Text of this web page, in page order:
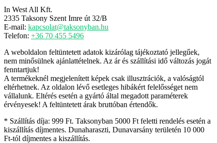
In West All Kft.
2335 Taksony Szent Imre út 32/B
E-mail: kapcsolat@taksonyban.hu
Telefon: +36 70 455 5496
A weboldalon feltüntetett adatok kizárólag tájékoztató jellegűek,
nem minősülnek ajánlattételnek. Az ár és szállítási idő változás jogát
fenntartjuk!
A termékeknél megjelenített képek csak illusztrációk, a valóságtól
eltérhetnek. Az oldalon lévő esetleges hibákért felelősséget nem
vállalunk. Eltérés esetén a gyártó által megadott paraméterek
érvényesek! A feltüntetett árak bruttóban értendők.
* Szállítás díja: 999 Ft. Taksonyban 5000 Ft feletti rendelés esetén a
kiszállítás díjmentes. Dunaharaszti, Dunavarsány területén 10 000
Ft-tól díjmentes a kiszállítás.